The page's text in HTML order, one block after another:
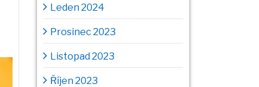
Leden 2024
Prosinec 2023
Listopad 2023
Říjen 2023